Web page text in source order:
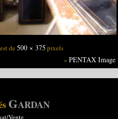
de 500 × 375 pixels
« PENTAX Image
GARDAN
Vente